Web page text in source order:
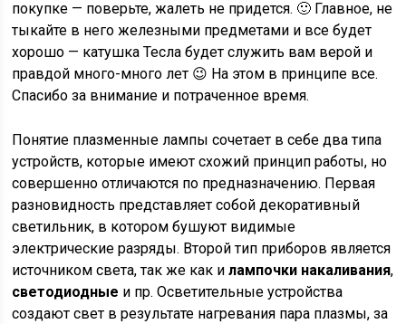
покупке — поверьте, жалеть не придется. 🙂 Главное, не
тыкайте в него железными предметами и все будет
хорошо — катушка Тесла будет служить вам верой и
правдой много-много лет 😉 На этом в принципе все.
Спасибо за внимание и потраченное время.
Понятие плазменные лампы сочетает в себе два типа
устройств, которые имеют схожий принцип работы, но
совершенно отличаются по предназначению. Первая
разновидность представляет собой декоративный
светильник, в котором бушуют видимые
электрические разряды. Второй тип приборов является
источником света, так же как илампочки накаливания,
светодиодные и пр. Осветительные устройства
создают свет в результате нагревания пара плазмы, за